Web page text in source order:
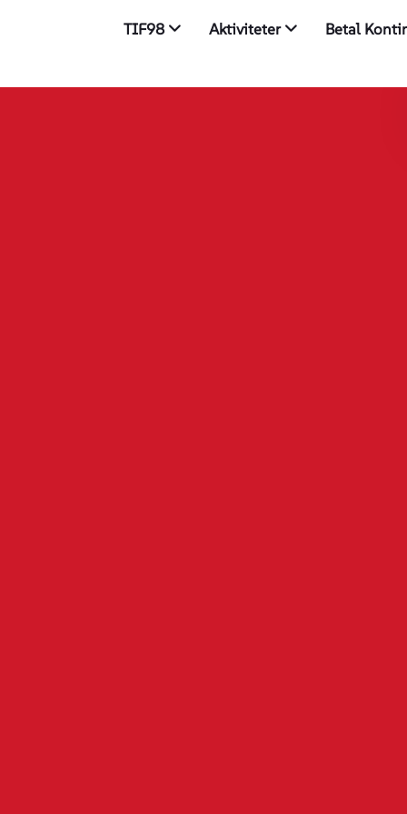
TIF98 Aktiviteter Betal